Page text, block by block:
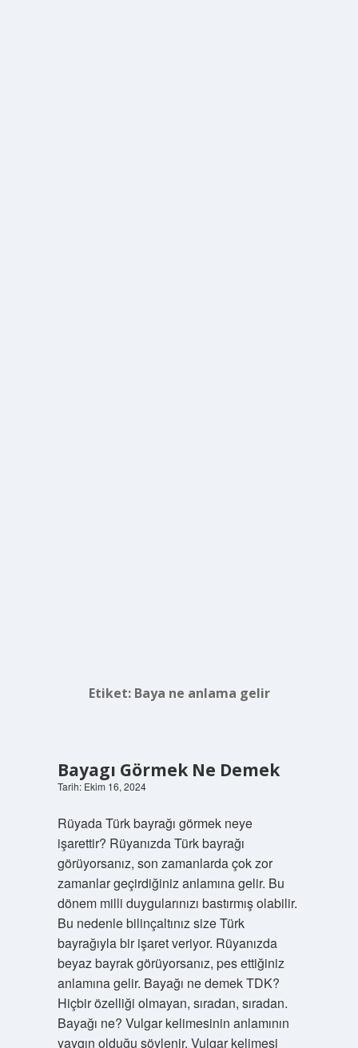
Etiket: Baya ne anlama gelir
Bayagı Görmek Ne Demek
Tarih: Ekim 16, 2024
Rüyada Türk bayrağı görmek neye
işarettir? Rüyanızda Türk bayrağı
görüyorsanız, son zamanlarda çok zor
zamanlar geçirdiğiniz anlamına gelir. Bu
dönem milli duygularınızı bastırmış olabilir.
Bu nedenle bilinçaltınız size Türk
bayrağıyla bir işaret veriyor. Rüyanızda
beyaz bayrak görüyorsanız, pes ettiğiniz
anlamına gelir. Bayağı ne demek TDK?
Hiçbir özelliği olmayan, sıradan, sıradan.
Bayağı ne? Vulgar kelimesinin anlamının
yaygın olduğu söylenir. Vulgar kelimesi